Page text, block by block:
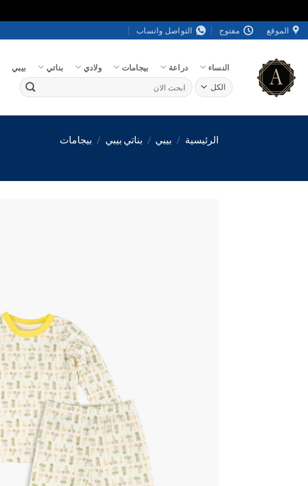
تخطي
للمحتوى
الموقع مفتوح التواصل واتساب
النساء دراعة بيجامات ولادي بناتي بيبي
البحث
عن:
الرئيسية / بيبي / بناتي بيبي / بيجامات